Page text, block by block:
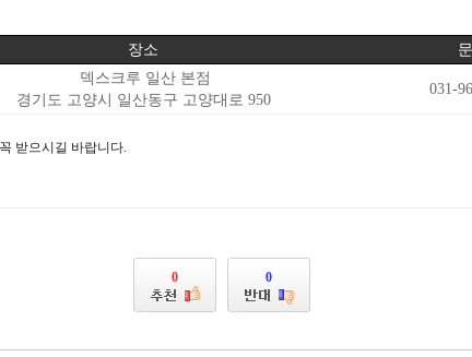
장소
덱스크루 일산 본점
경기도 고양시 일산동구 고양대로 950
031-
받으시길 바랍니다.
0 0